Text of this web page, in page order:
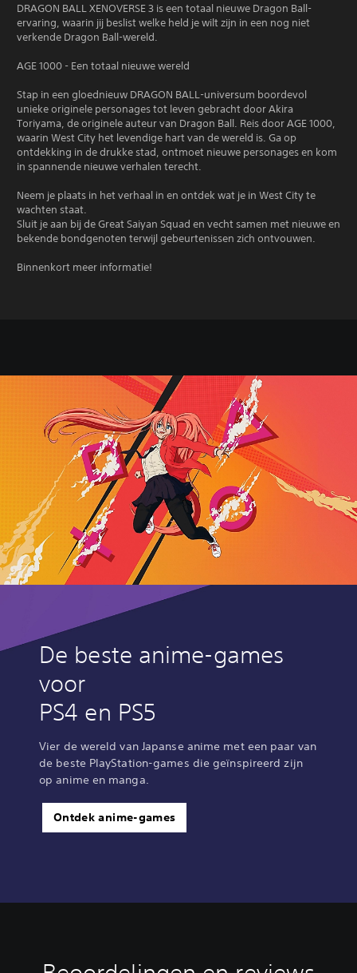
DRAGON BALL XENOVERSE 3 is een totaal nieuwe Dragon Ball-
ervaring, waarin jij beslist welke held je wilt zijn in een nog niet
verkende Dragon Ball-wereld.
AGE 1000 - Een totaal nieuwe wereld
Stap in een gloednieuw DRAGON BALL-universum boordevol
unieke originele personages tot leven gebracht door Akira
Toriyama, de originele auteur van Dragon Ball. Reis door AGE 1000,
waarin West City het levendige hart van de wereld is. Ga op
ontdekking in de drukke stad, ontmoet nieuwe personages en kom
in spannende nieuwe verhalen terecht.
Neem je plaats in het verhaal in en ontdek wat je in West City te
wachten staat.
Sluit je aan bij de Great Saiyan Squad en vecht samen met nieuwe en
bekende bondgenoten terwijl gebeurtenissen zich ontvouwen.
Binnenkort meer informatie!
De beste anime-games
voor
PS4 en PS5
Vier de wereld van Japanse anime met een paar van
de beste PlayStation-games die geïnspireerd zijn
op anime en manga.
Ontdek anime-games